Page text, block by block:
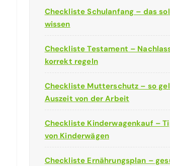
Checkliste Schulanfang – das
wissen
Checkliste Testament –
korrekt regeln
Checkliste Mutterschutz – so
Auszeit von der Arbeit
Checkliste Kinderwagenkauf –
von Kinderwägen
Checkliste Ernährungsplan –